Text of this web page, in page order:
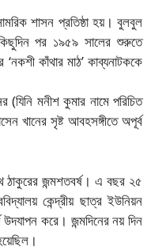
শাসন প্রতিষ্ঠা হয়। বুলবুল
পর ১৯৫৯ সালের শুরুতে
কাঁথার মাঠ’ কাব্যনাটককে
মনীশ কুমার নামে পরিচিত
খানের সৃষ্ট আবহসঙ্গীতে অপূর্ব
ঠাকুরের জন্মশতবর্ষ। এ বছর ২৫
কেন্দ্রীয় ছাত্র ইউনিয়ন
উদযাপন করে। জন্মদিনের নয় দিন